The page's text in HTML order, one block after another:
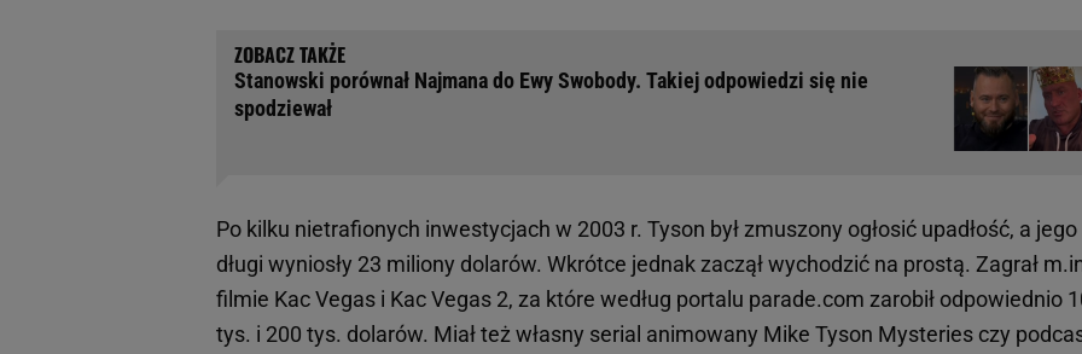
Stanowski porównał Najmana do Ewy Swobody. Takiej odpowiedzi się nie
spodziewał
Po kilku nietrafionych inwestycjach w 2003 r. Tyson był zmuszony ogłosić upadłość, a jego
długi wyniosły 23 miliony dolarów. Wkrótce jednak zaczął wychodzić na prostą. Zagrał
filmie Kac Vegas i Kac Vegas 2, za które według portalu parade.com zarobił odpowiednio
tys. i 200 tys. dolarów. Miał też własny serial animowany Mike Tyson Mysteries czy